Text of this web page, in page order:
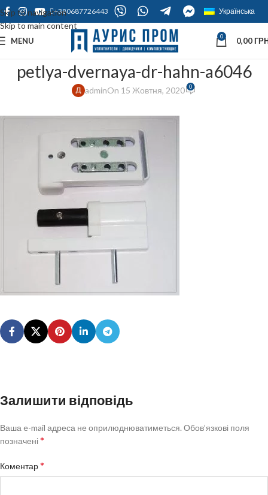
Skip to navigation
Skip to main content
+380687726443 Українська
MENU 0 0,00
petlya-dvernaya-dr-hahn-a6046
adminOn 15 Жовтня, 2020 0
Залишити відповідь
Ваша e-mail адреса не оприлюднюватиметься. Обов’язкові поля
позначені*
Коментар*